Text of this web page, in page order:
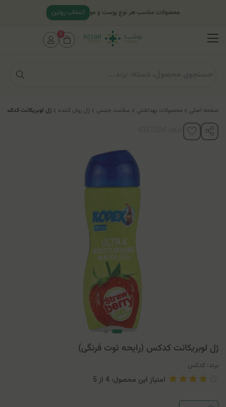
صفحه اصلی محصولات بهداشتی سلامت جنسی ژل روان کننده ژل لوبریکانت کدکس
ژل لوبریکانت کدکس (رایحه توت فرنگی)
برند: کدکس
امتیاز این محصول: 4 از 5
محصولات مناسب هر نوع پوست و مو انتخاب روتین
0